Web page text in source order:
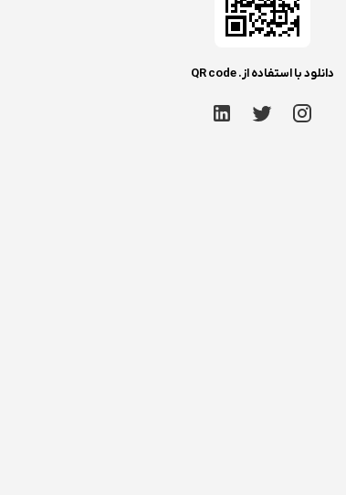
دانلود با استفاده از. QR code